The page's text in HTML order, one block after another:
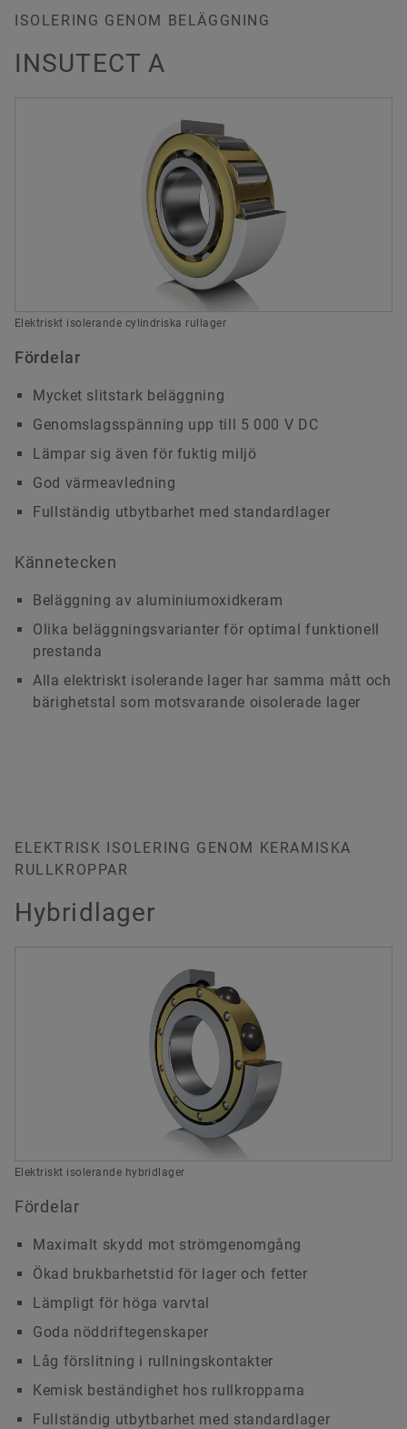
ISOLERING GENOM BELÄGGNING
INSUTECT A
Elektriskt isolerande cylindriska rullager
Fördelar
Mycket slitstark beläggning
Genomslagsspänning upp till 5 000 V DC
Lämpar sig även för fuktig miljö
God värmeavledning
Fullständig utbytbarhet med standardlager
Kännetecken
Beläggning av aluminiumoxidkeram
Olika beläggningsvarianter för optimal funktionell
prestanda
Alla elektriskt isolerande lager har samma mått och
bärighetstal som motsvarande oisolerade lager
ELEKTRISK ISOLERING GENOM KERAMISKA
RULLKROPPAR
Hybridlager
Elektriskt isolerande hybridlager
Fördelar
Maximalt skydd mot strömgenomgång
Ökad brukbarhetstid för lager och fetter
Lämpligt för höga varvtal
Goda nöddriftegenskaper
Låg förslitning i rullningskontakter
Kemisk beständighet hos rullkropparna
Fullständig utbytbarhet med standardlager